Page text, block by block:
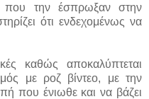
που την έσπρωξαν στην
ότι ενδεχομένως να
καθώς αποκαλύπτεται
με ροζ βίντεο, με την
που ένιωθε και να βάζει